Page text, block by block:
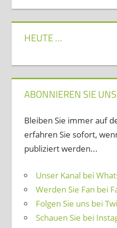
HEUTE …
ABONNIEREN SIE
Bleiben Sie immer auf
erfahren Sie sofort,
publiziert werden...
Unser Kanal bei
Werden Sie Fan bei
Folgen Sie uns bei
Schauen Sie bei